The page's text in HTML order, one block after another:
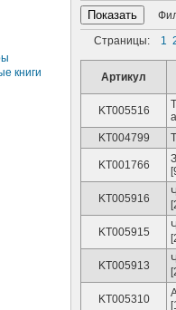
книги
Страницы: 1
Артикул
KT005516
KT004799
KT001766
KT005916
KT005915
KT005913
KT005310